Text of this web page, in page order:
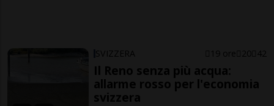
SVIZZERA 19 ore 20 42
Il Reno senza più acqua:
allarme rosso per l'economia
svizzera